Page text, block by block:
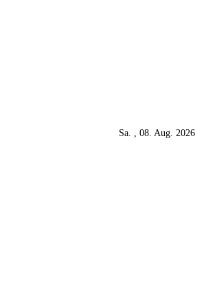
Sa. , 08. Aug. 2026